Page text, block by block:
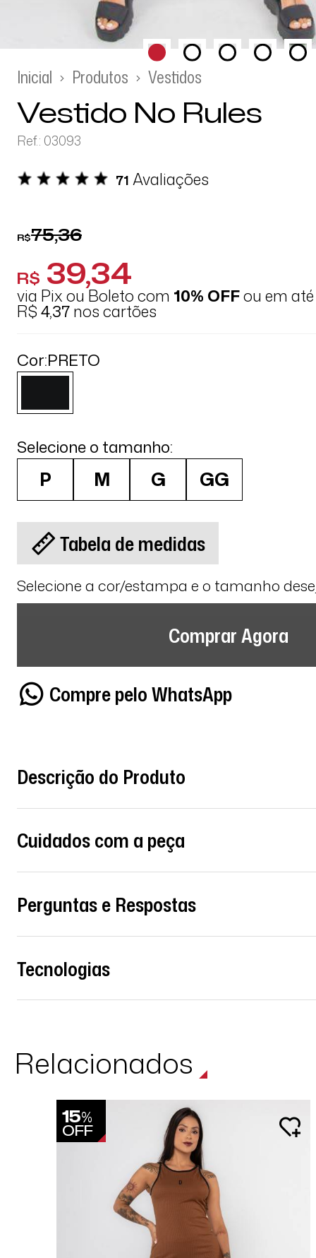
Inicial Produtos Vestidos
Vestido No Rules
Ref.: 03093
71 Avaliações
R$75,36
R$ 39,34
via Pix ou Boleto com 10% OFFou em
R$4,37nos cartões
Cor:PRETO
Selecione o tamanho:
P M G GG
Tabela de medidas
Selecione a cor/estampa e o tamanho
Comprar Agora
Compre pelo WhatsApp
Descrição do Produto
Cuidados com a peça
Perguntas e Respostas
Tecnologias
Relacionados
15%
OFF